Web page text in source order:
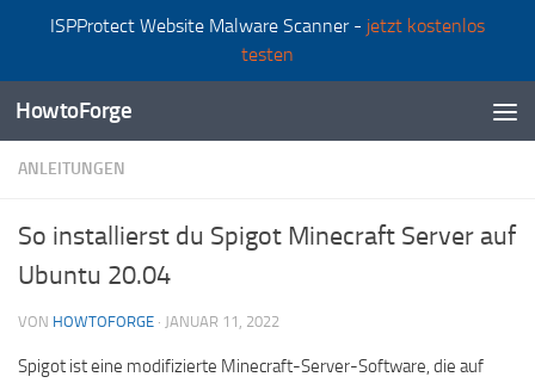
ISPProtect Website Malware Scanner - jetzt kostenlos
testen
Zum Inhalt springen
HowtoForge
ANLEITUNGEN
So installierst du Spigot Minecraft Server auf
Ubuntu 20.04
VON HOWTOFORGE · JANUAR 11, 2022
Spigot ist eine modifizierte Minecraft-Server-Software, die auf